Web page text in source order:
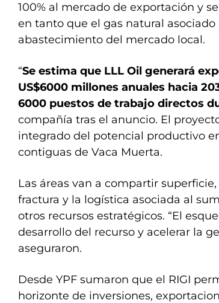
100% al mercado de exportación y
en tanto que el gas natural
abastecimiento del mercado local.
“Se estima que LLL Oil generará
US$6000 millones anuales hacia
6000 puestos de trabajo directos
compañía tras el anuncio. El
integrado del potencial productivo
contiguas de Vaca Muerta.
Las áreas van a compartir
fractura y la logística asociada al
otros recursos estratégicos. “El
desarrollo del recurso y acelerar la
aseguraron.
Desde YPF sumaron que el RIGI
horizonte de inversiones,